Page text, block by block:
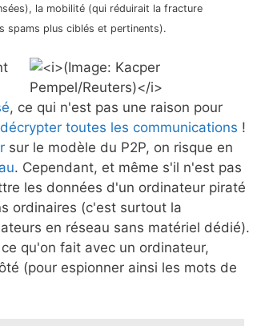
la mobilité (qui réduirait la fracture
spams plus ciblés et pertinents).
, ce qui n'est pas une raison pour
décrypter toutes les communications !
sur le modèle du P2P, on risque en
. Cependant, et même s'il n'est pas
les données d'un ordinateur piraté
ordinaires (c'est surtout la
en réseau sans matériel dédié).
ce qu'on fait avec un ordinateur,
(pour espionner ainsi les mots de